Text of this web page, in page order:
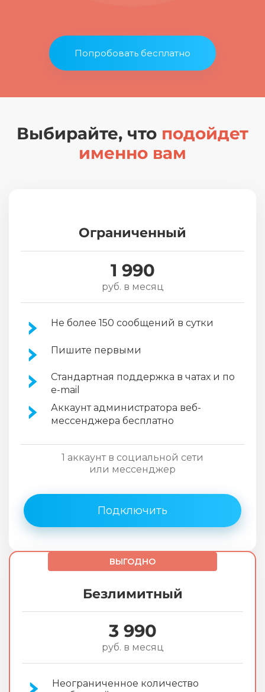
Попробовать бесплатно
Выбирайте, что подойдет
именно вам
Ограниченный
1 990
руб. в месяц
Не более 150 сообщений в сутки
Пишите первыми
Стандартная поддержка в чатах и по
e-mail
Аккаунт администратора веб-
мессенджера бесплатно
1 аккаунт в социальной сети
или мессенджер
Подключить
ВЫГОДНО
Безлимитный
3 990
руб. в месяц
Неограниченное количество